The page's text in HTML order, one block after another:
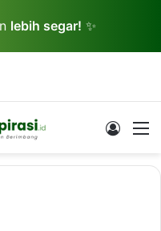
lebih segar! ✨
Log In